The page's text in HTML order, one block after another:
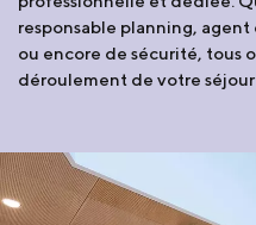
responsable planning,
ou encore de sécurité, tous
déroulement de votre